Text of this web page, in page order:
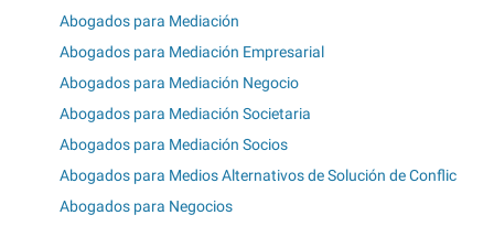
Abogados para Mediación
Abogados para Mediación Empresarial
Abogados para Mediación Negocio
Abogados para Mediación Societaria
Abogados para Mediación Socios
Abogados para Medios Alternativos de Solución de Conflic
Abogados para Negocios